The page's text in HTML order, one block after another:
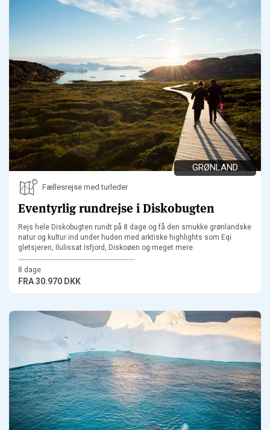
GRØNLAND
Fællesrejse med turleder
Eventyrlig rundrejse i Diskobugten
Rejs hele Diskobugten rundt på 8 dage og få den smukke grønlandske
natur og kultur ind under huden med arktiske highlights som Eqi
gletsjeren, Ilulissat Isfjord, Diskoøen og meget mere.
8 dage
FRA30.970 DKK